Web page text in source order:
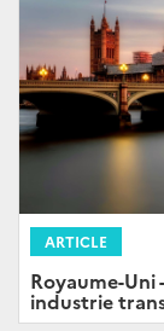
ARTICLE
Royaume-
industrie